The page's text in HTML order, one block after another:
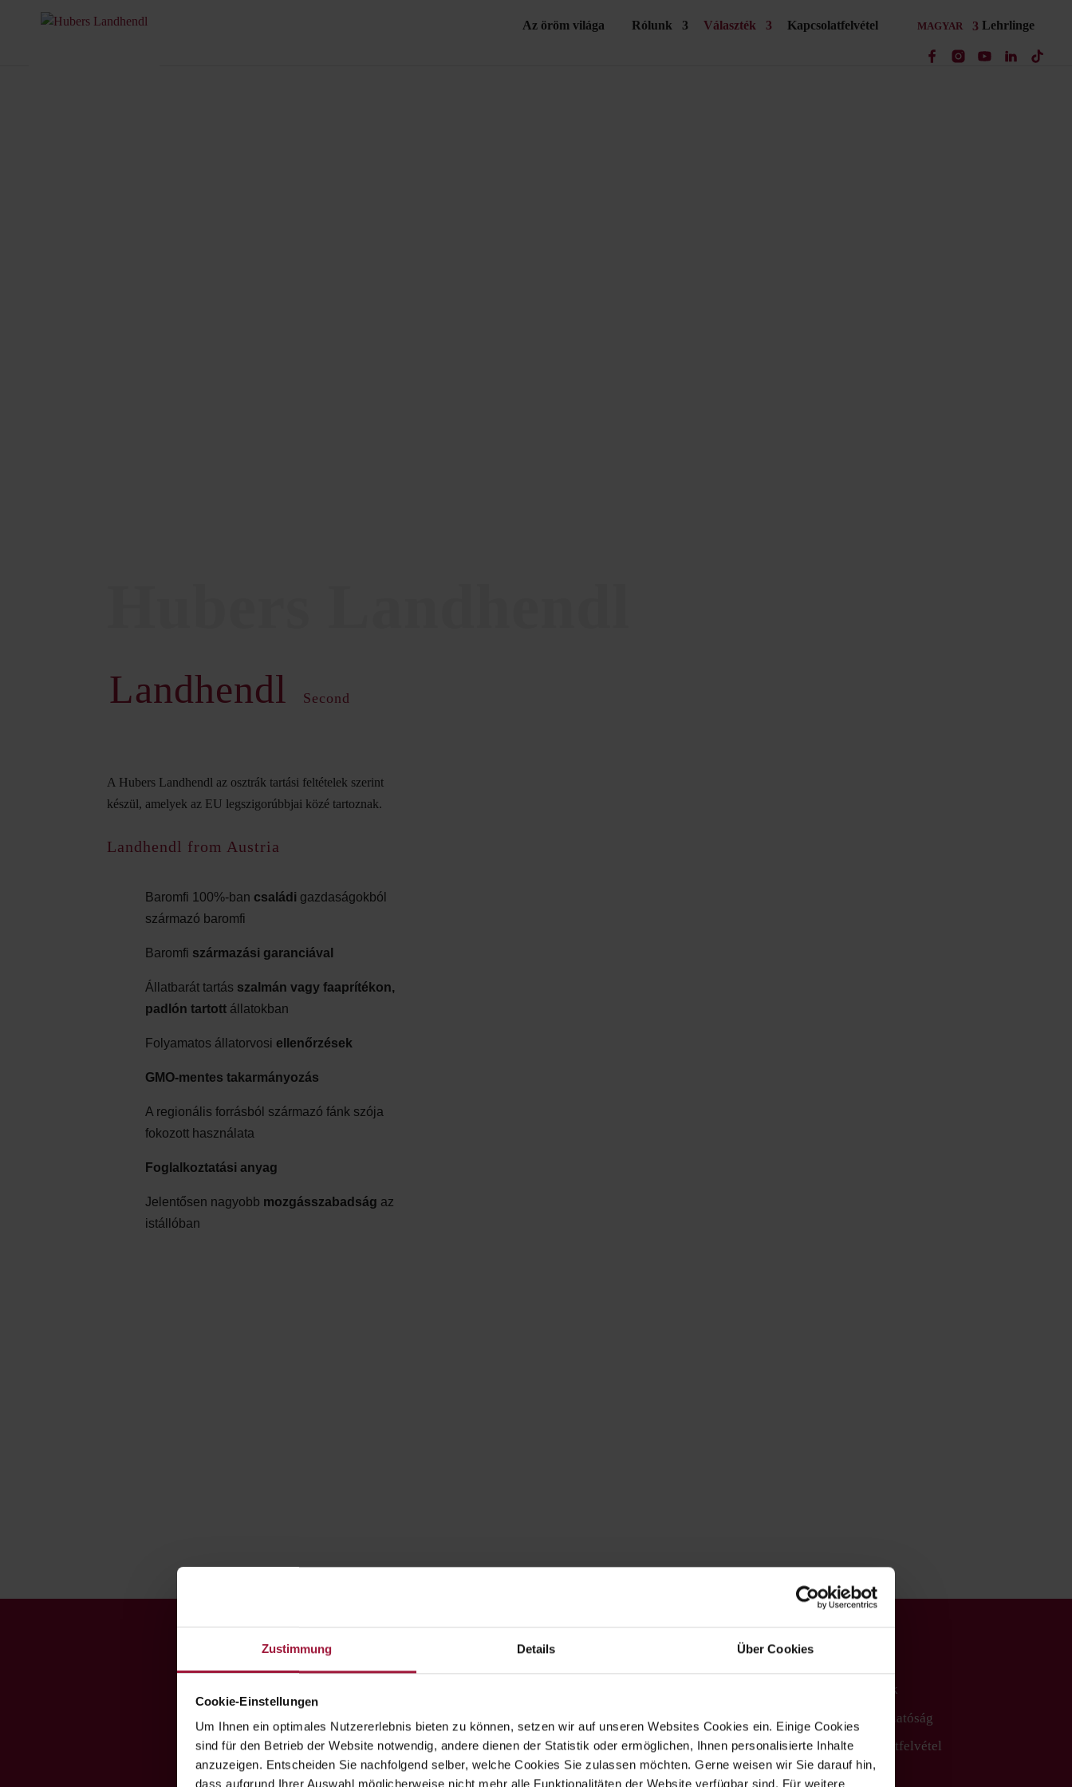
Zustimmung Details Über Cookies
Cookie-Einstellungen
Um Ihnen ein optimales Nutzererlebnis bieten zu können, setzen wir auf unseren Websites Cookies ein. Einige Cookies
sind für den Betrieb der Website notwendig, andere dienen der Statistik oder ermöglichen, Ihnen personalisierte Inhalte
anzuzeigen. Entscheiden Sie nachfolgend selber, welche Cookies Sie zulassen möchten. Gerne weisen wir Sie darauf hin,
dass aufgrund Ihrer Auswahl möglicherweise nicht mehr alle Funktionalitäten der Website verfügbar sind. Für weitere
Az öröm világa Rólunk Választék Kapcsolatfelvétel MAGYAR Lehrlinge
Landhendl Second
A Hubers Landhendl az osztrák tartási feltételek szerint
készül, amelyek az EU legszigorúbbjai közé tartoznak.
Landhendl from Austria
Baromfi 100%-ban családi gazdaságokból
származó baromfi
Baromfi származási garanciával
Állatbarát tartás szalmán vagy faaprítékon,
padlón tartottállatokban
Folyamatos állatorvosi ellenőrzések
GMO-mentes takarmányozás
A regionális forrásból származó fánk szója
fokozott használata
Foglalkoztatási anyag
Jelentősen nagyobb mozgásszabadság az
istállóban
Hubers Landhendl

Hauptstraße 80
A-5223 Pfaffstätt
Hubers világa az

Hauptstraße 80
A-5223 Pfaffstätt
Választék
Fenntarthatóság
Kapcsolatfelvétel